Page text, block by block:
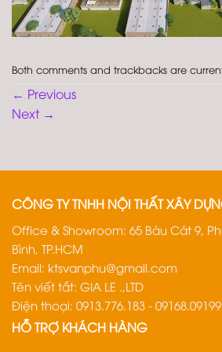
Both comments and trackbacks are
← Previous
Next →
CÔNG TY TNHH NỘI THẤT XÂY
Office & Showroom: 65 Bàu Cát 9,
Bình, TP.HCM
Email: ktsvanphu@gmail.com
Tên viết tắt: GIA LE .,LTD
Điện thoại: 0913.776.183 - 09168.09199
HỖ TRỢ KHÁCH HÀNG